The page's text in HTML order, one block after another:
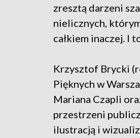
zresztą darzeni
nielicznych,
całkiem inaczej. I
Krzysztof Brycki
Pięknych w
Mariana Czapli
przestrzeni
ilustracją i